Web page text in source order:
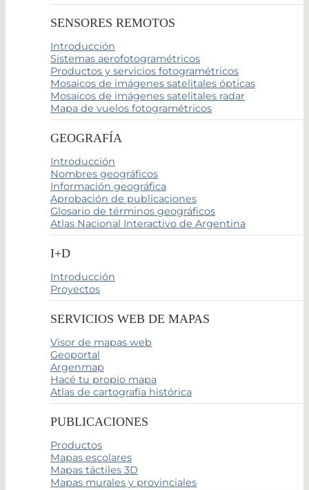
SENSORES REMOTOS
Introducción
Sistemas aerofotogramétricos
Productos y servicios fotogramétricos
Mosaicos de imágenes satelitales ópticas
Mosaicos de imágenes satelitales radar
Mapa de vuelos fotogramétricos
GEOGRAFÍA
Introducción
Nombres geográficos
Información geográfica
Aprobación de publicaciones
Glosario de términos geográficos
Atlas Nacional Interactivo de Argentina
I+D
Introducción
Proyectos
SERVICIOS WEB DE MAPAS
Visor de mapas web
Geoportal
Argenmap
Hacé tu propio mapa
Atlas de cartografía histórica
PUBLICACIONES
Productos
Mapas escolares
Mapas táctiles 3D
Mapas murales y provinciales